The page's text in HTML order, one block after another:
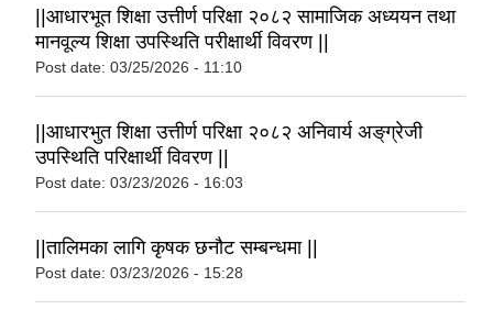
||आधारभूत शिक्षा उत्तीर्ण परिक्षा २०८२ सामाजिक अध्ययन तथा
मानवूल्य शिक्षा उपस्थिति परीक्षार्थी विवरण ||
Post date: 03/25/2026 - 11:10
||आधारभुत शिक्षा उत्तीर्ण परिक्षा २०८२ अनिवार्य अङ्‌ग्रेजी
उपस्थिति परिक्षार्थी विवरण ||
Post date: 03/23/2026 - 16:03
||तालिमका लागि कृषक छनौट सम्बन्धमा ||
Post date: 03/23/2026 - 15:28